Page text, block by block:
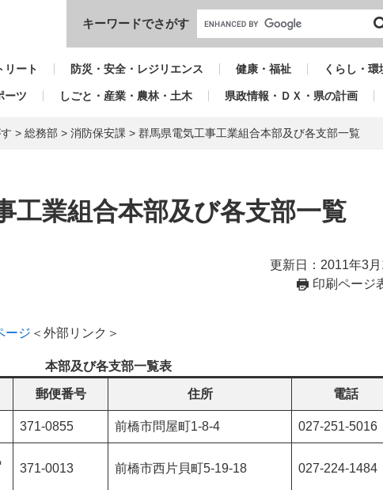
本文へ
キーワードでさがす
リート 防災・安全・レジリエンス 健康・福祉 くらし・
ーツ しごと・産業・農林・土木 県政情報・ＤＸ・県の計画
> 総務部 > 消防保安課 > 群馬県電気工事工業組合本部及び各支部一覧
工業組合本部及び各支部一覧
更新日：2011年3月
印刷ページ
ージ ＜外部リンク＞
本部及び各支部一覧表
郵便番号 住所 電話
371-0855 前橋市問屋町1-8-4 027-251-5016
371-0013 前橋市西片貝町5-19-18 027-224-1484